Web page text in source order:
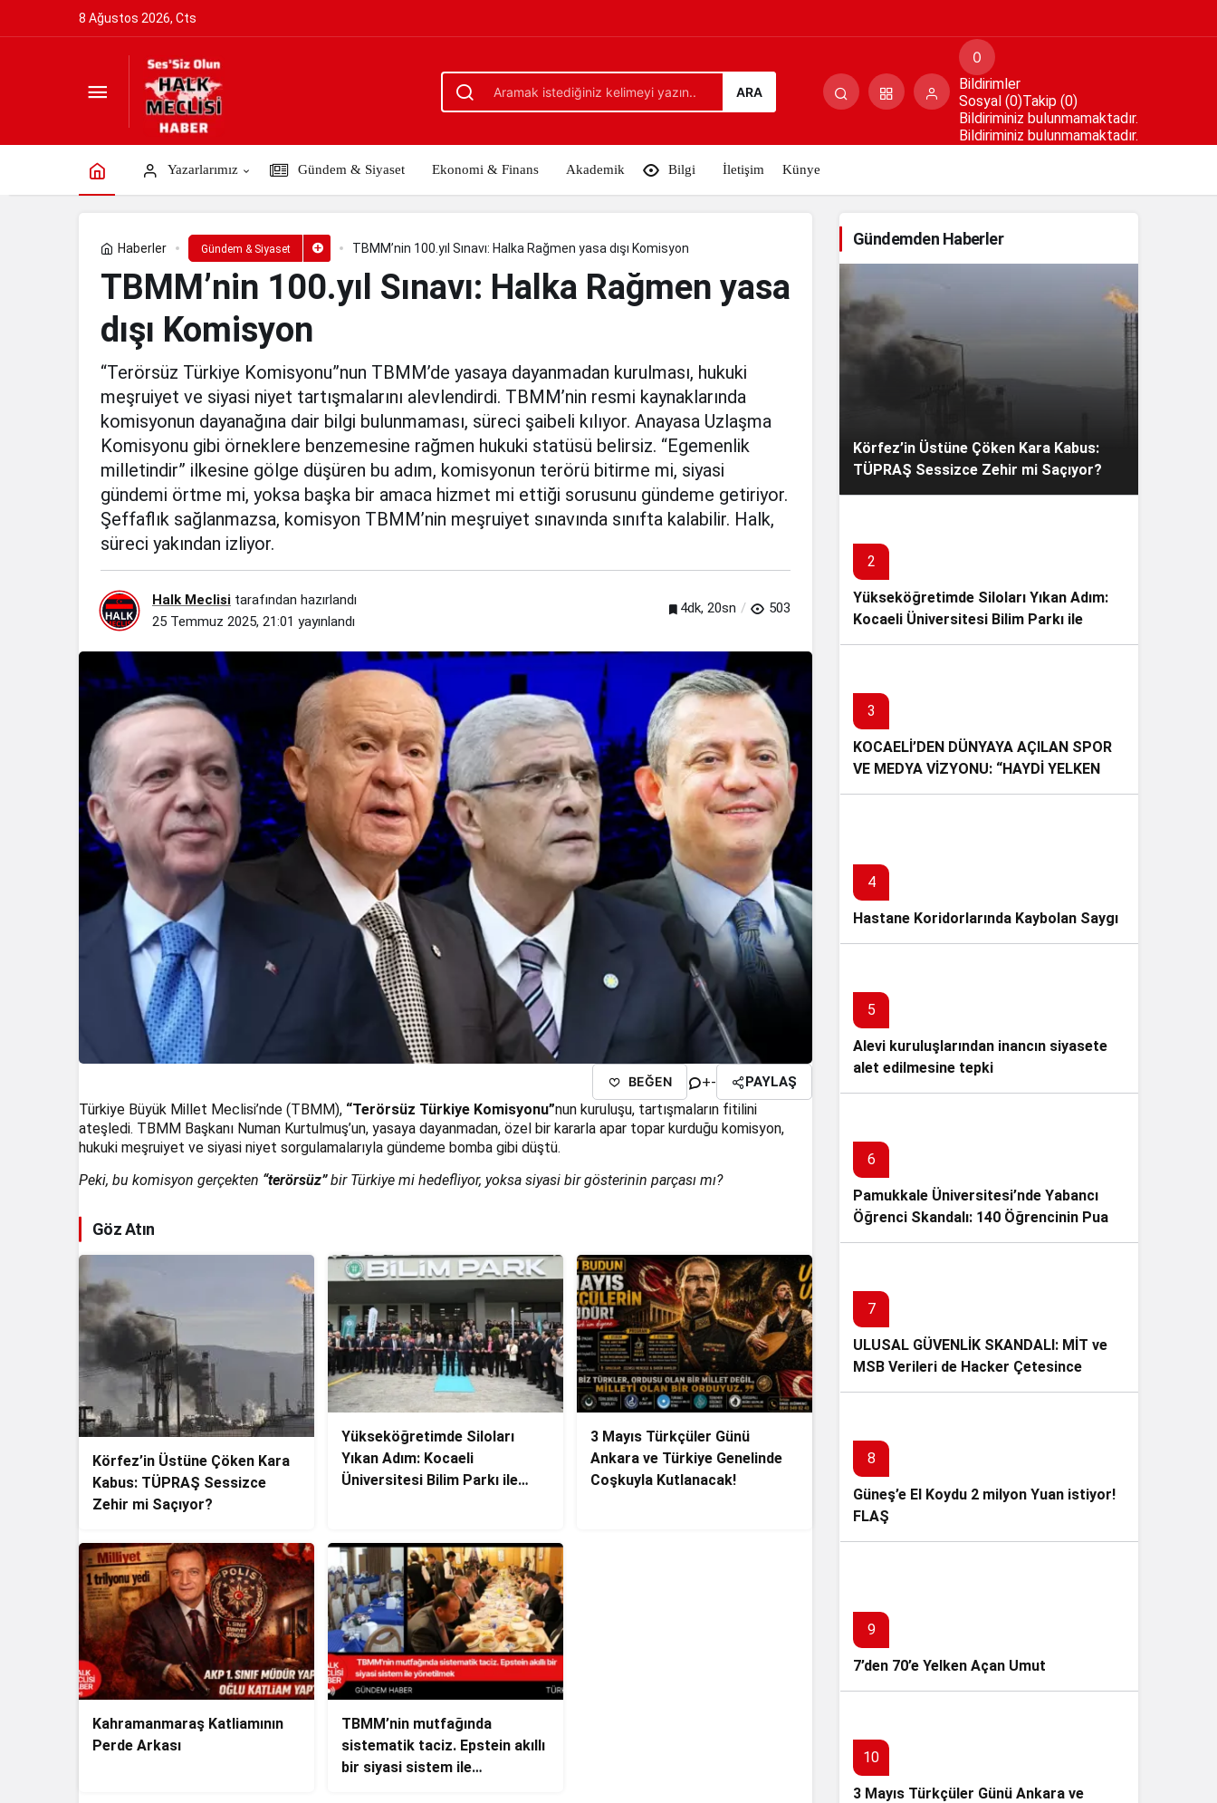
8 Ağustos 2026, Cts
ARA
0
Bildirimler
Sosyal (0)Takip (0)
Bildiriminiz bulunmamaktadır.
Bildiriminiz bulunmamaktadır.
Yazarlarımız Gündem & Siyaset Ekonomi & Finans Akademik Bilgi İletişim Künye
Haberler Gündem & Siyaset TBMM’nin 100.yıl Sınavı: Halka Rağmen yasa dışı Komisyon
TBMM’nin 100.yıl Sınavı: Halka Rağmen yasa
dışı Komisyon
“Terörsüz Türkiye Komisyonu”nun TBMM’de yasaya dayanmadan kurulması, hukuki
meşruiyet ve siyasi niyet tartışmalarını alevlendirdi. TBMM’nin resmi kaynaklarında
komisyonun dayanağına dair bilgi bulunmaması, süreci şaibeli kılıyor. Anayasa Uzlaşma
Komisyonu gibi örneklere benzemesine rağmen hukuki statüsü belirsiz. “Egemenlik
milletindir” ilkesine gölge düşüren bu adım, komisyonun terörü bitirme mi, siyasi
gündemi örtme mi, yoksa başka bir amaca hizmet mi ettiği sorusunu gündeme getiriyor.
Şeffaflık sağlanmazsa, komisyon TBMM’nin meşruiyet sınavında sınıfta kalabilir. Halk,
süreci yakından izliyor.
Halk Meclisi tarafından hazırlandı
25 Temmuz 2025, 21:01 yayınlandı
4dk, 20sn 503
BEĞEN +- PAYLAŞ
Türkiye Büyük Millet Meclisi’nde (TBMM), “Terörsüz Türkiye Komisyonu”nun kuruluşu, tartışmaların fitilini
ateşledi. TBMM Başkanı Numan Kurtulmuş’un, yasaya dayanmadan, özel bir kararla apar topar kurduğu komisyon,
hukuki meşruiyet ve siyasi niyet sorgulamalarıyla gündeme bomba gibi düştü.
Peki, bu komisyon gerçekten “terörsüz”bir Türkiye mi hedefliyor, yoksa siyasi bir gösterinin parçası mı?
Göz Atın
Körfez’in Üstüne Çöken Kara
Kabus: TÜPRAŞ Sessizce
Zehir mi Saçıyor?
Yükseköğretimde Siloları
Yıkan Adım: Kocaeli
Üniversitesi Bilim Parkı ile
3 Mayıs Türkçüler Günü
Ankara ve Türkiye Genelinde
Coşkuyla Kutlanacak!
Kahramanmaraş Katliamının
Perde Arkası
TBMM’nin mutfağında
sistematik taciz. Epstein akıllı
bir siyasi sistem ile
TBMM’nin 100.yıl Sınavı: Halka Rağmen yasa dışı Komisyon
Gündemden Haberler
Körfez’in Üstüne Çöken Kara Kabus:
TÜPRAŞ Sessizce Zehir mi Saçıyor?
2
Yükseköğretimde Siloları Yıkan Adım:
Kocaeli Üniversitesi Bilim Parkı ile
Akademide Ezber Bozdu!
3
KOCAELİ’DEN DÜNYAYA AÇILAN SPOR
VE MEDYA VİZYONU: “HAYDİ YELKEN
BASIN!” İLK BASIN BULUŞMASINI
4
Hastane Koridorlarında Kaybolan Saygı
5
Alevi kuruluşlarından inancın siyasete
alet edilmesine tepki
6
Pamukkale Üniversitesi’nde Yabancı
Öğrenci Skandalı: 140 Öğrencinin Puanı
Değiştirilerek Tıp ve Diş Hekimliğine
7
ULUSAL GÜVENLİK SKANDALI: MİT ve
MSB Verileri de Hacker Çetesince
Çalındı!
8
Güneş’e El Koydu 2 milyon Yuan istiyor!
FLAŞ
9
7’den 70’e Yelken Açan Umut
10
3 Mayıs Türkçüler Günü Ankara ve